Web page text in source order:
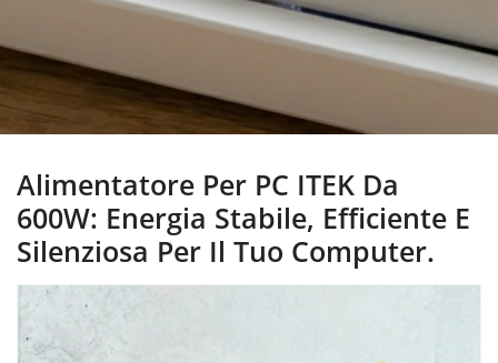
Alimentatore Per PC ITEK Da
600W: Energia Stabile, Efficiente E
Silenziosa Per Il Tuo Computer.